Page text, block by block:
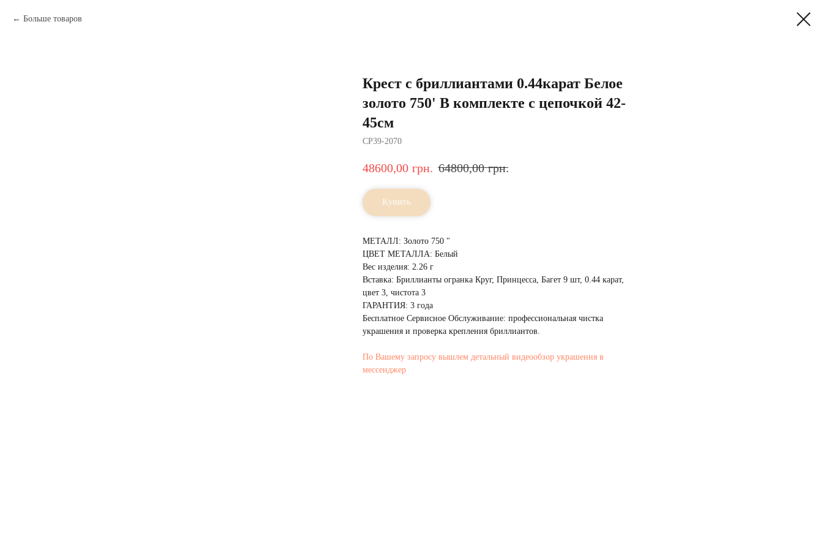
Больше товаров
Крест с бриллиантами 0.44карат Белое
золото 750' В комплекте с цепочкой 42-
45см
CP39-2070
48600,00 грн. 64800,00 грн.
Купить
МЕТАЛЛ: Золото 750 "
ЦВЕТ МЕТАЛЛА: Белый
Вес изделия: 2.26 г
Вставка: Бриллианты огранка Круг, Принцесса, Багет 9 шт, 0.44 карат,
цвет 3, чистота 3
ГАРАНТИЯ: 3 года
Бесплатное Сервисное Обслуживание: профессиональная чистка
украшения и проверка крепления бриллиантов.
По Вашему запросу вышлем детальный видеообзор украшения в
мессенджер